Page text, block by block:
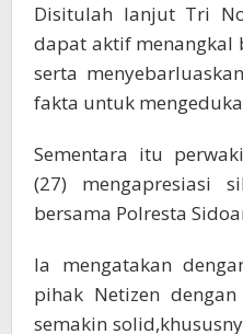
Disitulah lanjut Tri
dapat aktif menangkal
serta
fakta untuk
Sementara itu
(27) mengapresiasi
bersama Polresta
Ia mengatakan
pihak Netizen
semakin